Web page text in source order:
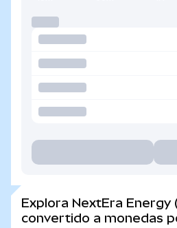
Explora NextEra Energy
convertido a monedas